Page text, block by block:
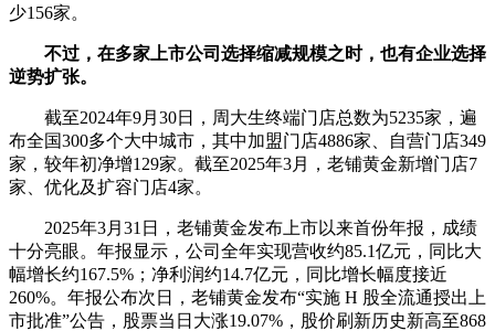
少156家。
不过，在多家上市公司选择缩减规模之时，也有企业选择
逆势扩张。
截至2024年9月30日，周大生终端门店总数为5235家，遍
布全国300多个大中城市，其中加盟门店4886家、自营门店349
家，较年初净增129家。截至2025年3月，老铺黄金新增门店7
家、优化及扩容门店4家。
2025年3月31日，老铺黄金发布上市以来首份年报，成绩
十分亮眼。年报显示，公司全年实现营收约85.1亿元，同比大
幅增长约167.5%；净利润约14.7亿元，同比增长幅度接近
260%。年报公布次日，老铺黄金发布“实施 H 股全流通授出上
市批准”公告，股票当日大涨19.07%，股价刷新历史新高至868